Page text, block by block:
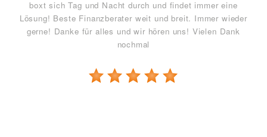
boxt sich Tag und Nacht durch und findet immer eine
Lösung! Beste Finanzberater weit und breit. Immer wieder
gerne! Danke für alles und wir hören uns! Vielen Dank
nochmal